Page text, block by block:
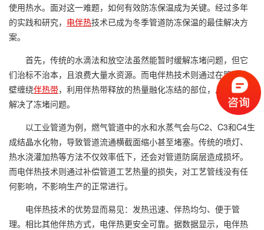
使用热水。面对这一难题，如何有效防冻保温成为关键。经过多年
的实践和研究， 电伴热技术已成为冬季管道防冻保温的最佳解决方
案。
首先，传统的水滴法和放空法虽然能暂时缓解冻堵问题，但它
们治标不治本，且浪费大量水资源。而电伴热技术则通过在管道外
壁缠绕伴热带，利用伴热带释放的热量融化冻结的部位，从根本上
解决了冻堵问题。
以工业管道为例，燃气管道中的水和水蒸气会与C2、C3和C4生
成结晶水化物，导致管道流通横截面缩小甚至堵塞。传统的喷灯、
热水浇灌加热等方法不仅效率低下，还会对管道防腐层造成损坏。
而电伴热技术则通过补偿管道工艺热量的损失，对工艺管线没有任
何影响，不影响生产的正常进行。
电伴热技术的优势显而易见：发热迅速、伴热均匀、便于管
理。相比其他伴热方式，电伴热更安全可靠。据数据显示，电伴热